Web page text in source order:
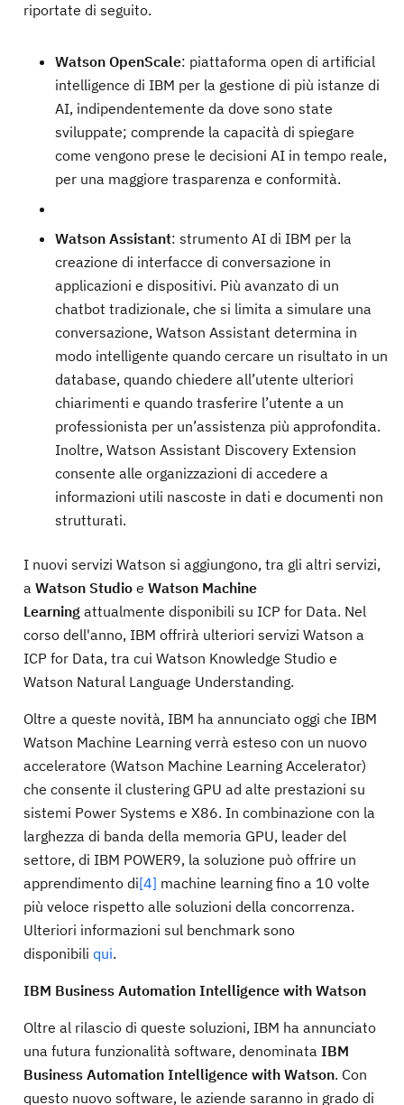
riportate di seguito.
Watson OpenScale: piattaforma open di artificial
intelligence di IBM per la gestione di più istanze di
AI, indipendentemente da dove sono state
sviluppate; comprende la capacità di spiegare
come vengono prese le decisioni AI in tempo reale,
per una maggiore trasparenza e conformità.
Watson Assistant: strumento AI di IBM per la
creazione di interfacce di conversazione in
applicazioni e dispositivi. Più avanzato di un
chatbot tradizionale, che si limita a simulare una
conversazione, Watson Assistant determina in
modo intelligente quando cercare un risultato in un
database, quando chiedere all’utente ulteriori
chiarimenti e quando trasferire l’utente a un
professionista per un’assistenza più approfondita.
Inoltre, Watson Assistant Discovery Extension
consente alle organizzazioni di accedere a
informazioni utili nascoste in dati e documenti non
strutturati.
I nuovi servizi Watson si aggiungono, tra gli altri servizi,
a Watson Studio e Watson Machine
Learning attualmente disponibili su ICP for Data. Nel
corso dell'anno, IBM offrirà ulteriori servizi Watson a
ICP for Data, tra cui Watson Knowledge Studio e
Watson Natural Language Understanding.
Oltre a queste novità, IBM ha annunciato oggi che IBM
Watson Machine Learning verrà esteso con un nuovo
acceleratore (Watson Machine Learning Accelerator)
che consente il clustering GPU ad alte prestazioni su
sistemi Power Systems e X86. In combinazione con la
larghezza di banda della memoria GPU, leader del
settore, di IBM POWER9, la soluzione può offrire un
apprendimento di[4] machine learning fino a 10 volte
più veloce rispetto alle soluzioni della concorrenza.
Ulteriori informazioni sul benchmark sono
disponibili qui.
IBM Business Automation Intelligence with Watson
Oltre al rilascio di queste soluzioni, IBM ha annunciato
una futura funzionalità software, denominata IBM
Business Automation Intelligence with Watson. Con
questo nuovo software, le aziende saranno in grado di